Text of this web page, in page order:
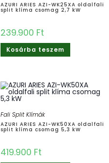
AZURI ARIES AZI-WK25XA oldalfali
split klíma csomag 2,7 kW
239.900 Ft
Kosárba teszem
Fali Split Klímák
AZURI ARIES AZI-WK50XA oldalfali
split klíma csomag 5,3 kW
419.900 Ft